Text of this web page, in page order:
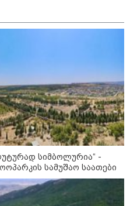
რუსეთ-უკრაინის ომი
- კახა კალაძე
"ნაცაქტივისტებს“
განმავლობაში
სარგებლის
უარი არ უთქვამთ -
2022 წლის შემდეგ
- ნინო წილოსანი
სიმბოლურია“ -
სამუშაო საათები